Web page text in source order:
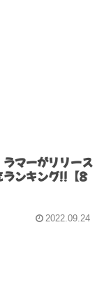
マーがリリース
ランキング!!【8
2022.09.24